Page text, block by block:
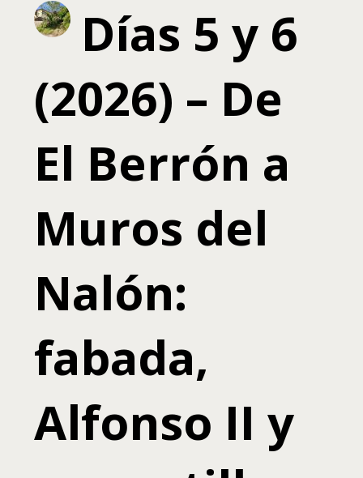
Días 5 y 6
(2026) – De
El Berrón a
Muros del
Nalón:
fabada,
Alfonso II y